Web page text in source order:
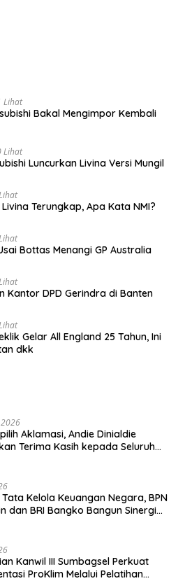
Lihat
Bakal Mengimpor Kembali
Lihat
Luncurkan Livina Versi Mungil
Terungkap, Apa Kata NMI?
Bottas Menangi GP Australia
Kantor DPD Gerindra di Banten
Gelar All England 25 Tahun, Ini
dkk
Aklamasi, Andie Dinialdie
Terima Kasih kepada Seluruh
Kelola Keuangan Negara, BPN
dan BRI Bangko Bangun Sinergi
Kanwil III Sumbagsel Perkuat
ProKlim Melalui Pelatihan